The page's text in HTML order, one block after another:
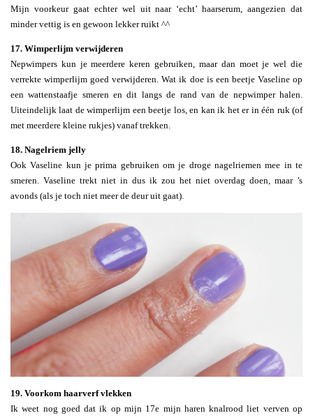
Mijn voorkeur gaat echter wel uit naar ‘echt’ haarserum, aangezien dat
minder vettig is en gewoon lekker ruikt ^^
17. Wimperlijm verwijderen
Nepwimpers kun je meerdere keren gebruiken, maar dan moet je wel die
verrekte wimperlijm goed verwijderen. Wat ik doe is een beetje Vaseline op
een wattenstaafje smeren en dit langs de rand van de nepwimper halen.
Uiteindelijk laat de wimperlijm een beetje los, en kan ik het er in één ruk (of
met meerdere kleine rukjes) vanaf trekken.
18. Nagelriem jelly
Ook Vaseline kun je prima gebruiken om je droge nagelriemen mee in te
smeren. Vaseline trekt niet in dus ik zou het niet overdag doen, maar ’s
avonds (als je toch niet meer de deur uit gaat).
19. Voorkom haarverf vlekken
Ik weet nog goed dat ik op mijn 17e mijn haren knalrood liet verven op